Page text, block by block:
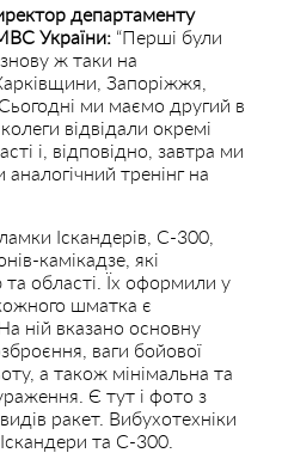
департаменту
України: “Перші були
ж таки на
Запоріжжя,
ми маємо другий в
відвідали окремі
і, відповідно, завтра ми
тренінг на
Іскандерів, С-300,
камікадзе, які
області. Їх оформили у
шматка є
ній вказано основну
ваги бойової
а також мінімальна та
Є тут і фото з
ракет. Вибухотехніки
та С-300.